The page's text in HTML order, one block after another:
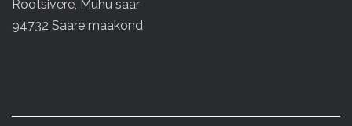
Rootsivere, Muhu saar
94732 Saare maakond